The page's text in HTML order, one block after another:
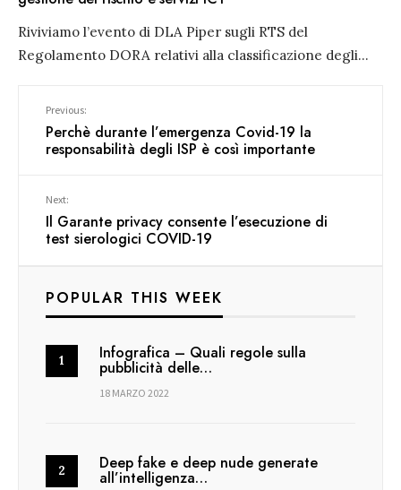
Riviviamo l’evento di DLA Piper sugli RTS del
Regolamento DORA relativi alla classificazione degli...
Previous:
Perchè durante l’emergenza Covid-19 la
responsabilità degli ISP è così importante
Next:
Il Garante privacy consente l’esecuzione di
test sierologici COVID-19
POPULAR THIS WEEK
Infografica – Quali regole sulla
pubblicità delle…
18 MARZO 2022
Deep fake e deep nude generate
all’intelligenza…